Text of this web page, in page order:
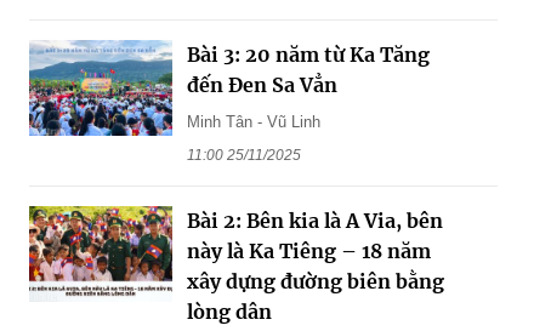
Bài 3: 20 năm từ Ka Tăng
đến Đen Sa Vẳn
Minh Tân - Vũ Linh
11:00 25/11/2025
Bài 2: Bên kia là A Via, bên
này là Ka Tiêng – 18 năm
xây dựng đường biên bằng
lòng dân